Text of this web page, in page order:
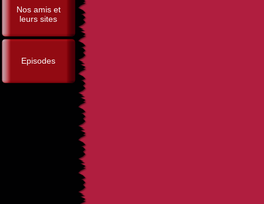
Nos amis et
leurs sites
Episodes